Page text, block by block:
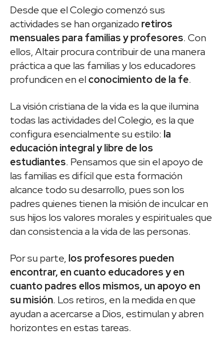
Desde que el Colegio comenzó sus
actividades se han organizado retiros
mensuales para familias y profesores. Con
ellos, Altair procura contribuir de una manera
práctica a que las familias y los educadores
profundicen en elconocimiento de la fe.
La visión cristiana de la vida es la que ilumina
todas las actividades del Colegio, es la que
configura esencialmente su estilo: la
educación integral y libre de los
estudiantes. Pensamos que sin el apoyo de
las familias es difícil que esta formación
alcance todo su desarrollo, pues son los
padres quienes tienen la misión de inculcar en
sus hijos los valores morales y espirituales que
dan consistencia a la vida de las personas.
Por su parte, los profesores pueden
encontrar, en cuanto educadores y en
cuanto padres ellos mismos, un apoyo en
su misión. Los retiros, en la medida en que
ayudan a acercarse a Dios, estimulan y abren
horizontes en estas tareas.